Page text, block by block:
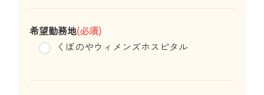
希望勤務地(必須)
くぼのやウィメンズホスピタル